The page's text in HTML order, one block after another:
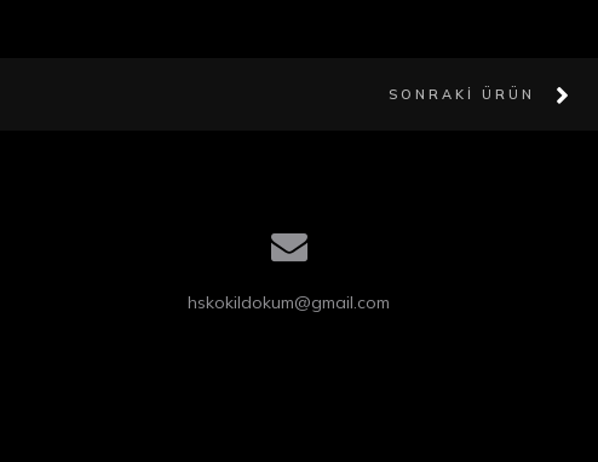
SONRAKI ÜRÜN
hskokildokum@gmail.com